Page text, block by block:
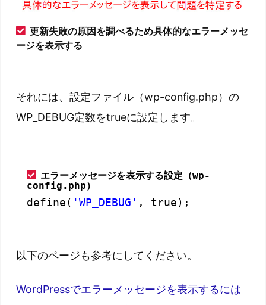
更新失敗の原因を調べるため具体的なエラーメッセ
ージを表示する
それには、設定ファイル（wp-config.php）の
WP_DEBUG定数をtrueに設定します。
エラーメッセージを表示する設定（wp-
config.php）
define( 'WP_DEBUG' , true);
以下のページも参考にしてください。
WordPressでエラーメッセージを表示するには